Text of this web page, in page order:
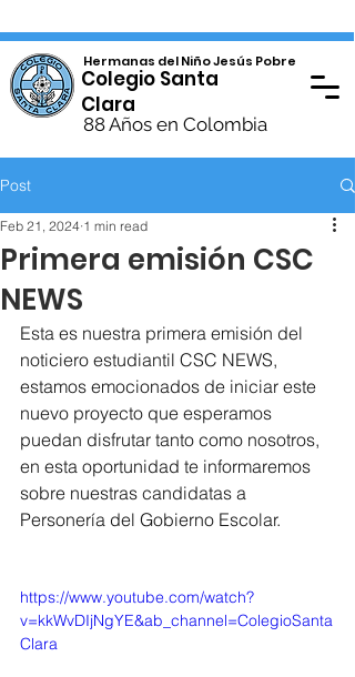
Hermanas del Niño Jesús Pobre
Colegio Santa
Clara
88 Años en Colombia
Post
Primera emisión CSC
NEWS
Feb 21, 2024 1 min read
Esta es nuestra primera emisión del
noticiero estudiantil CSC NEWS,
estamos emocionados de iniciar este
nuevo proyecto que esperamos
puedan disfrutar tanto como nosotros,
en esta oportunidad te informaremos
sobre nuestras candidatas a
Personería del Gobierno Escolar.
https://www.youtube.com/watch?
v=kkWvDIjNgYE&ab_channel=ColegioSanta
Clara